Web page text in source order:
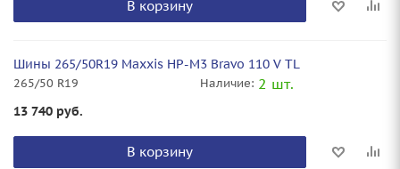
В корзину
Шины 265/50R19 Maxxis HP-M3 Bravo 110 V TL
265/50 R19 Наличие: 2 шт.
13 740 руб.
В корзину